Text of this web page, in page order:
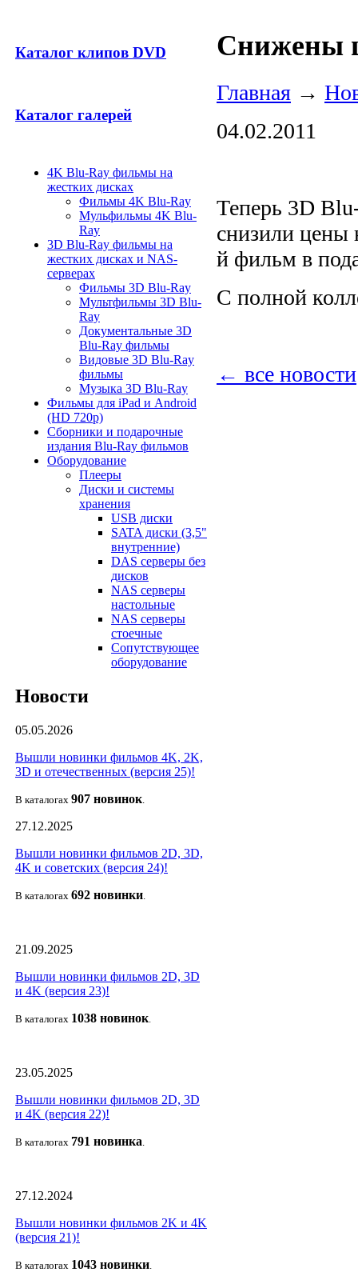
Каталог клипов DVD
Каталог галерей
4K Blu-Ray фильмы на
жестких дисках
Фильмы 4K Blu-Ray
Мульфильмы 4K Blu-
Ray
3D Blu-Ray фильмы на
жестких дисках и NAS-
серверах
Фильмы 3D Blu-Ray
Мультфильмы 3D Blu-
Ray
Документальные 3D
Blu-Ray фильмы
Видовые 3D Blu-Ray
фильмы
Музыка 3D Blu-Ray
Фильмы для iPad и Android
(HD 720p)
Сборники и подарочные
издания Blu-Ray фильмов
Оборудование
Плееры
Диски и системы
хранения
USB диски
SATA диски (3,5"
внутренние)
DAS серверы без
дисков
NAS серверы
настольные
NAS серверы
стоечные
Сопутствующее
оборудование
Новости
05.05.2026
Вышли новинки фильмов 4K, 2K,
3D и отечественных (версия 25)!
В каталогах 907 новинок.
27.12.2025
Вышли новинки фильмов 2D, 3D,
4K и советских (версия 24)!
В каталогах 692 новинки.
21.09.2025
Вышли новинки фильмов 2D, 3D
и 4K (версия 23)!
В каталогах 1038 новинок.
23.05.2025
Вышли новинки фильмов 2D, 3D
и 4K (версия 22)!
В каталогах 791 новинка.
27.12.2024
Вышли новинки фильмов 2K и 4K
(версия 21)!
В каталогах 1043 новинки.
Снижены
Главная →
04.02.2011
Теперь 3D
снизили цены
й фильм в
С полной
← все новости